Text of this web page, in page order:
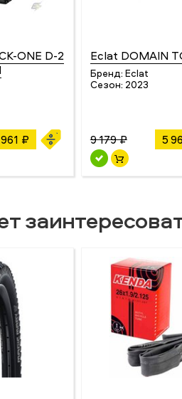
ONE D-2
₽
Eclat DOMAIN
Бренд: Eclat
Сезон: 2023
9 179 ₽ 5